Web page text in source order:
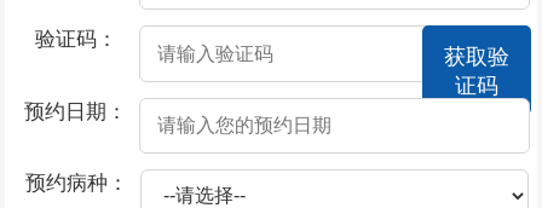
男性阳痿出现的原因 2026-07-21
男性朋友如何诊断自己是否患有阳痿 2026-07-21
包皮过长会引发男性患上早泄吗 2026-07-15
包皮过长会影响怀孕吗 2026-07-15
包皮过长会引起哪些炎症 2026-07-15
验证码：
获取验
证码
预约日期：
预约病种：